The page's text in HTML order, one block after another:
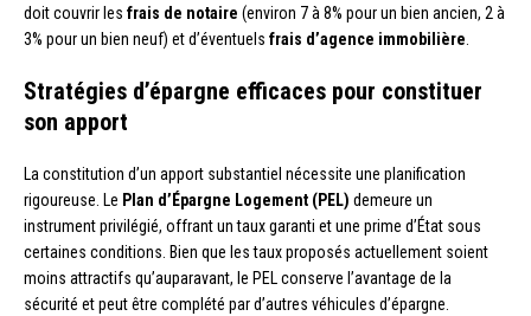
doit couvrir les frais de notaire (environ 7 à 8% pour un bien ancien, 2 à
3% pour un bien neuf) et d’éventuels frais d’agence immobilière
Stratégies d’épargne efficaces pour constituer
son apport
La constitution d’un apport substantiel nécessite une planification
rigoureuse. Le Plan d’Épargne Logement (PEL) demeure un
instrument privilégié, offrant un taux garanti et une prime d’État sous
certaines conditions. Bien que les taux proposés actuellement soient
moins attractifs qu’auparavant, le PEL conserve l’avantage de la
sécurité et peut être complété par d’autres véhicules d’épargne.